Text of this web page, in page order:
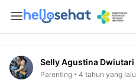
Selly Agustina Dwiutari
Parenting 4 tahun yang lalu